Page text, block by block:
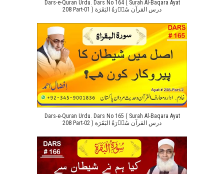
Dars-e-Quran Urdu. Dars No 164 ( Surah Al-Baqara Ayat
208 Part-01 ) درس القرآن سُوۡرَةُ البَقَرَة
Dars-e-Quran Urdu. Dars No 165 ( Surah Al-Baqara Ayat
208 Part-02 ) درس القرآن سُوۡرَةُ البَقَرَة